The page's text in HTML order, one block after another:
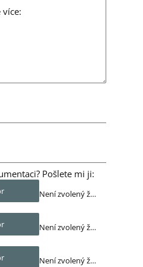
Pošlete mi ji:
Není zvolený žádný soubor
Není zvolený žádný soubor
Není zvolený žádný soubor